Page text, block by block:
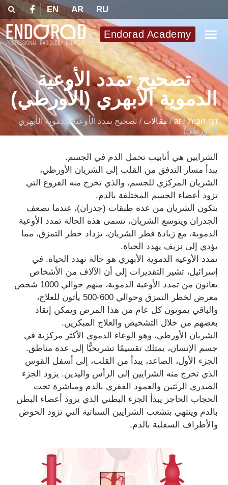
RU
AR
EN
Endorad Academy
تصحيح تمدد الأوعية
الدموية الأبهري (الأورطي)
דף הבית/
ar
/مقالات / تصحيح تمدد الأوعية الدموية الأبهري
(الأورطي)
الشرايين هي أنابيب تحمل الدم في الجسم.
يبدأ مسار التدفق من القلب إلى الشريان الأورطي،
الشريان المركزي للجسم، والذي تخرج منه الفروع التي
تزود أعضاء الجسم المختلفة بالدم.
يتكون الشريان من عدة طبقات (جدران)، عندما تضعف
الجدران ويتوسع الشريان، تسمى هذه الحالة تمدد الأوعية
الدموية. مع زيادة قطر الشريان، يزداد خطر التمزق، مما
يؤدي إلى نزيف يهدد الحياة.
تمدد الأوعية الدموية الأبهري هو حالة تهدد الحياة. في
إسرائيل، تشير التقديرات إلى أن الآلاف من الأشخاص
يعانون من تمدد الأوعية الدموية، منهم حوالي 1000 شخص
معرض لخطر التمزق وحوالي 600-500 يأتون للعلاج،
والباقي يموتون كل عام من هذا المرض ويمكن إنقاذ
بعضهم من خلال التشخيص والعلاج المبكرين.
الشريان الأورطي، وهو الوعاء الدموي الأكثر مركزية في
جسم الإنسان، يمتلك تقسيمًا تشريحيًّا إلى عدة مناطق.
الجزء الأول، الصاعد، يبدأ من القلب، إلى أسفل القوس
الذي تخرج منه الشرايين إلى الرأس واليدين. يزود الجزء
الصدري الرئتين والعمود الفقري بالدم ومباشرة تحت
الحجاب الحاجز يبدأ الجزء البطني الذي يزود أعضاء البطن
بالدم وينتهي بتشعب الشرايين السباتية التي تزود الحوض
والأطراف السفلية بالدم.